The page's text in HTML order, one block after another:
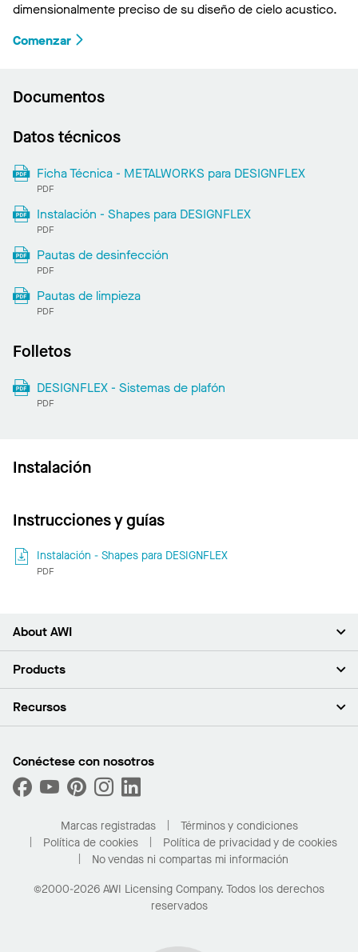
dimensionalmente preciso de su diseño de cielo acustico.
Comenzar
Documentos
Datos técnicos
Ficha Técnica - METALWORKS para DESIGNFLEX
PDF
Instalación - Shapes para DESIGNFLEX
PDF
Pautas de desinfección
PDF
Pautas de limpieza
PDF
Folletos
DESIGNFLEX - Sistemas de plafón
PDF
Instalación
Instrucciones y guías
Instalación - Shapes para DESIGNFLEX
PDF
About AWI
Acerca de nosotros
Sala de prensa
¿Cuáles son mis opciones de compra?
Products
Plafones
Capacidades personalizadas
Desempeño
Recursos
Buscar un distribuidor
Solicitar muestras
Compre en línea con Kanopi
Para el hogar
Conéctese con nosotros
Marcas registradas
Términos y condiciones
Política de cookies
Política de privacidad y de cookies
No vendas ni compartas mi información
©2000-2026 AWI Licensing Company. Todos los derechos
reservados